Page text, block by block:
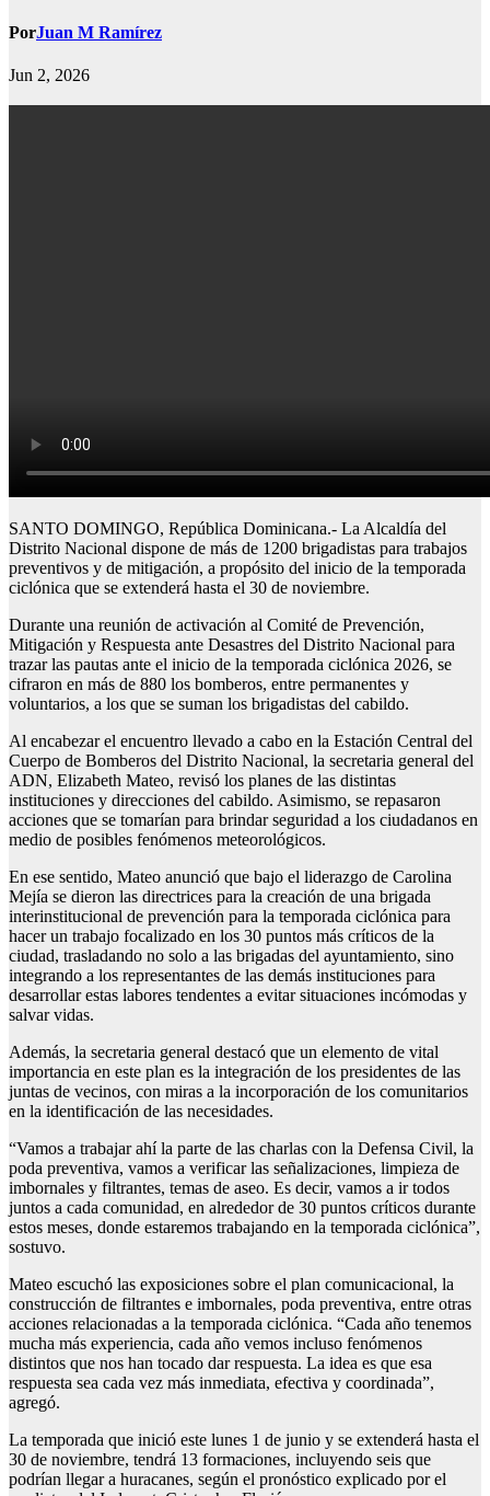
PorJuan M Ramírez
Jun 2, 2026
SANTO DOMINGO, República Dominicana.- La Alcaldía del
Distrito Nacional dispone de más de 1200 brigadistas para trabajos
preventivos y de mitigación, a propósito del inicio de la temporada
ciclónica que se extenderá hasta el 30 de noviembre.
Durante una reunión de activación al Comité de Prevención,
Mitigación y Respuesta ante Desastres del Distrito Nacional para
trazar las pautas ante el inicio de la temporada ciclónica 2026, se
cifraron en más de 880 los bomberos, entre permanentes y
voluntarios, a los que se suman los brigadistas del cabildo.
Al encabezar el encuentro llevado a cabo en la Estación Central del
Cuerpo de Bomberos del Distrito Nacional, la secretaria general del
ADN, Elizabeth Mateo, revisó los planes de las distintas
instituciones y direcciones del cabildo. Asimismo, se repasaron
acciones que se tomarían para brindar seguridad a los ciudadanos en
medio de posibles fenómenos meteorológicos.
En ese sentido, Mateo anunció que bajo el liderazgo de Carolina
Mejía se dieron las directrices para la creación de una brigada
interinstitucional de prevención para la temporada ciclónica para
hacer un trabajo focalizado en los 30 puntos más críticos de la
ciudad, trasladando no solo a las brigadas del ayuntamiento, sino
integrando a los representantes de las demás instituciones para
desarrollar estas labores tendentes a evitar situaciones incómodas y
salvar vidas.
Además, la secretaria general destacó que un elemento de vital
importancia en este plan es la integración de los presidentes de las
juntas de vecinos, con miras a la incorporación de los comunitarios
en la identificación de las necesidades.
“Vamos a trabajar ahí la parte de las charlas con la Defensa Civil, la
poda preventiva, vamos a verificar las señalizaciones, limpieza de
imbornales y filtrantes, temas de aseo. Es decir, vamos a ir todos
juntos a cada comunidad, en alrededor de 30 puntos críticos durante
estos meses, donde estaremos trabajando en la temporada ciclónica”,
sostuvo.
Mateo escuchó las exposiciones sobre el plan comunicacional, la
construcción de filtrantes e imbornales, poda preventiva, entre otras
acciones relacionadas a la temporada ciclónica. “Cada año tenemos
mucha más experiencia, cada año vemos incluso fenómenos
distintos que nos han tocado dar respuesta. La idea es que esa
respuesta sea cada vez más inmediata, efectiva y coordinada”,
agregó.
La temporada que inició este lunes 1 de junio y se extenderá hasta el
30 de noviembre, tendrá 13 formaciones, incluyendo seis que
podrían llegar a huracanes, según el pronóstico explicado por el